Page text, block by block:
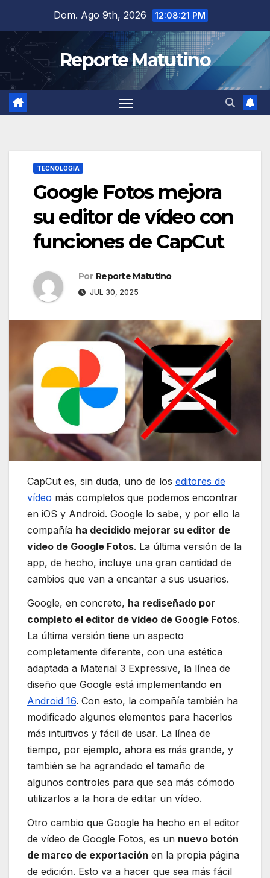
contenido
Dom. Ago 9th, 2026 12:08:23 PM
Reporte Matutino
TECNOLOGÍA
Google Fotos mejora
su editor de vídeo con
funciones de CapCut
Por Reporte Matutino
JUL 30, 2025
CapCut es, sin duda, uno de los editores de
vídeo más completos que podemos encontrar
en iOS y Android. Google lo sabe, y por ello la
compañía ha decidido mejorar su editor de
vídeo de Google Fotos. La última versión de la
app, de hecho, incluye una gran cantidad de
cambios que van a encantar a sus usuarios.
Google, en concreto, ha rediseñado por
completo el editor de vídeo de Google Fotos.
La última versión tiene un aspecto
completamente diferente, con una estética
adaptada a Material 3 Expressive, la línea de
diseño que Google está implementando en
Android 16. Con esto, la compañía también ha
modificado algunos elementos para hacerlos
más intuitivos y fácil de usar. La línea de
tiempo, por ejemplo, ahora es más grande, y
también se ha agrandado el tamaño de
algunos controles para que sea más cómodo
utilizarlos a la hora de editar un vídeo.
Otro cambio que Google ha hecho en el editor
de vídeo de Google Fotos, es un nuevo botón
de marco de exportación en la propia página
de edición. Esto va a hacer que sea más fácil